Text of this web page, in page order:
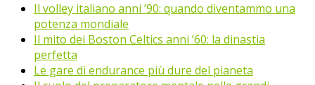
Il volley italiano anni ’90: quando diventammo una
potenza mondiale
Il mito dei Boston Celtics anni ’60: la dinastia
perfetta
Le gare di endurance più dure del pianeta